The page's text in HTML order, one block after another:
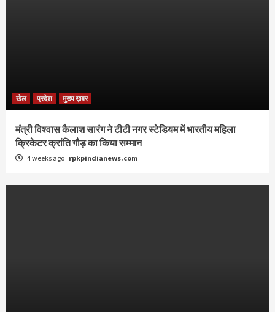
खेल प्रदेश मुख्य ख़बर
मंत्री विश्वास कैलाश सारंग ने टीटी नगर स्टेडियम में भारतीय महिला
क्रिकेटर क्रांति गौड़ का किया सम्मान
4 weeks ago rpkpindianews.com